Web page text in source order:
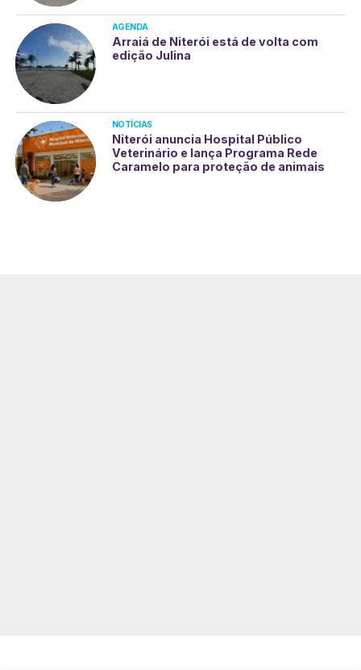
AGENDA
Arraiá de Niterói está de volta com
edição Julina
NOTÍCIAS
Niterói anuncia Hospital Público
Veterinário e lança Programa Rede
Caramelo para proteção de animais